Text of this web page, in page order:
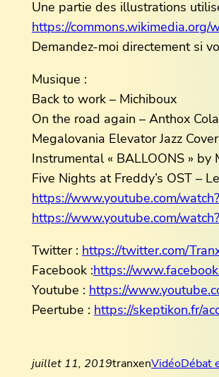
Une partie des illustrations
https://commons.wikimedia.org/
Demandez-moi directement si
Musique :
Back to work – Michiboux
On the road again – Anthox
Megalovania Elevator Jazz
Instrumental « BALLOONS » by
Five Nights at Freddy’s OST –
https://www.youtube.com/
https://www.youtube.com/
Twitter : https://twitter.com/
Facebook :https://
Youtube : https://
Peertube : https://skeptikon.fr/
juillet 11, 2019tranxenVidéoDébat